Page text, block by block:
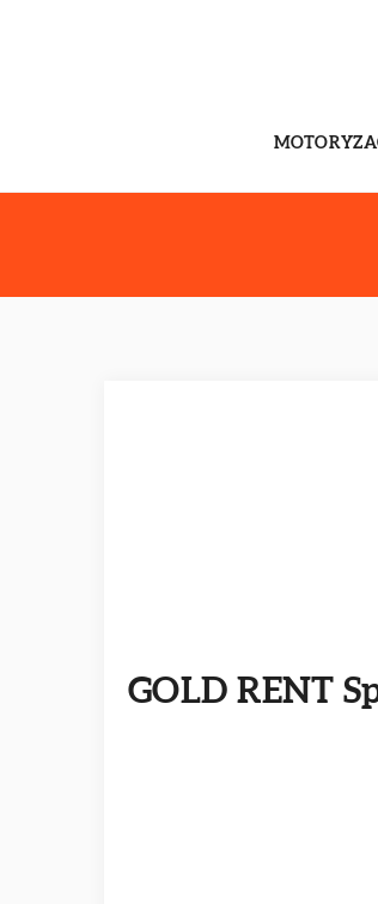
GOLD RENT